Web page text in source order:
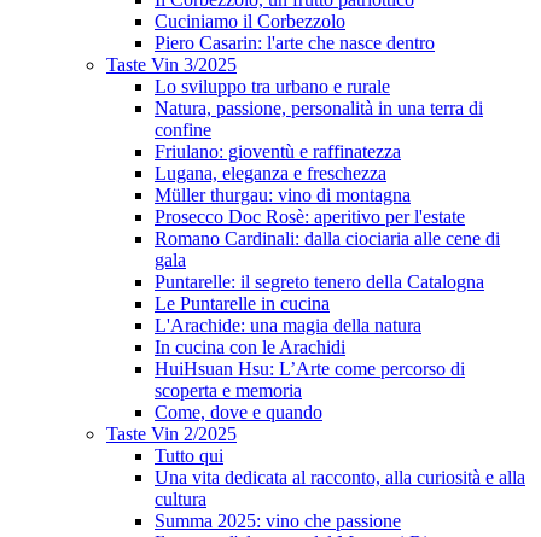
Cuciniamo il Corbezzolo
Piero Casarin: l'arte che nasce dentro
Taste Vin 3/2025
Lo sviluppo tra urbano e rurale
Natura, passione, personalità in una terra di
confine
Friulano: gioventù e raffinatezza
Lugana, eleganza e freschezza
Müller thurgau: vino di montagna
Prosecco Doc Rosè: aperitivo per l'estate
Romano Cardinali: dalla ciociaria alle cene di
gala
Puntarelle: il segreto tenero della Catalogna
Le Puntarelle in cucina
L'Arachide: una magia della natura
In cucina con le Arachidi
HuiHsuan Hsu: L’Arte come percorso di
scoperta e memoria
Come, dove e quando
Taste Vin 2/2025
Tutto qui
Una vita dedicata al racconto, alla curiosità e alla
cultura
Summa 2025: vino che passione